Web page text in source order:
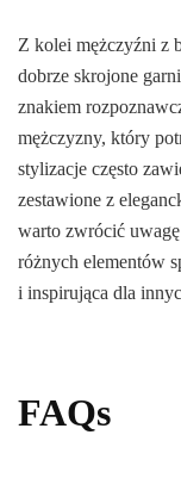
Z kolei mężczyźni z
dobrze skrojone
znakiem
mężczyzny, który
stylizacje często
zestawione z
warto zwrócić uwagę
różnych elementów
i inspirująca dla
FAQs